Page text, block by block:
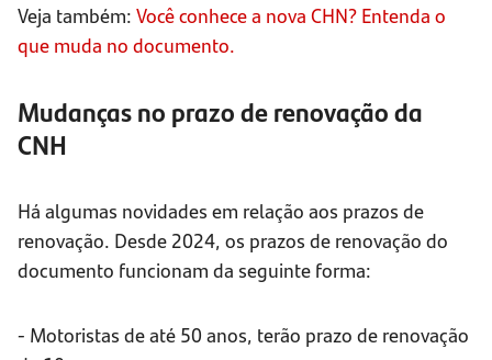
Veja também: Você conhece a nova CHN? Entenda o
que muda no documento.
Mudanças no prazo de renovação da
CNH
Há algumas novidades em relação aos prazos de
renovação. Desde 2024, os prazos de renovação do
documento funcionam da seguinte forma:
- Motoristas de até 50 anos, terão prazo de renovação